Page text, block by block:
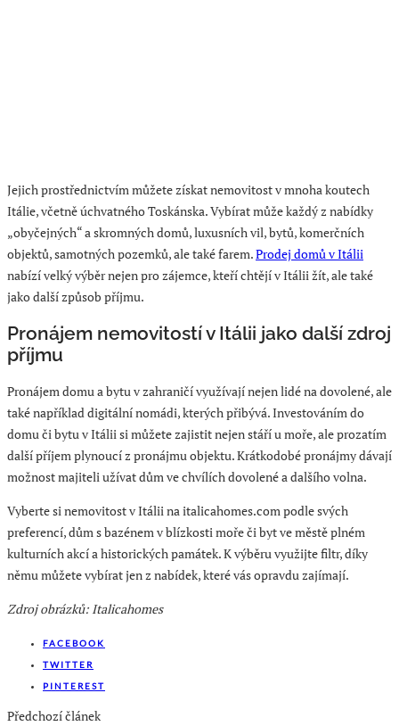
Jejich prostřednictvím můžete získat nemovitost v mnoha koutech
Itálie, včetně úchvatného Toskánska. Vybírat může každý z nabídky
„obyčejných“ a skromných domů, luxusních vil, bytů, komerčních
objektů, samotných pozemků, ale také farem.Prodej domů v Itálii
nabízí velký výběr nejen pro zájemce, kteří chtějí v Itálii žít, ale také
jako další způsob příjmu.
Pronájem nemovitostí v Itálii jako další zdroj
příjmu
Pronájem domu a bytu v zahraničí využívají nejen lidé na dovolené, ale
také například digitální nomádi, kterých přibývá. Investováním do
domu či bytu v Itálii si můžete zajistit nejen stáří u moře, ale prozatím
další příjem plynoucí z pronájmu objektu. Krátkodobé pronájmy dávají
možnost majiteli užívat dům ve chvílích dovolené a dalšího volna.
Vyberte si nemovitost v Itálii na italicahomes.com podle svých
preferencí, dům s bazénem v blízkosti moře či byt ve městě plném
kulturních akcí a historických památek. K výběru využijte filtr, díky
němu můžete vybírat jen z nabídek, které vás opravdu zajímají.
Zdroj obrázků: Italicahomes
FACEBOOK
TWITTER
PINTEREST
Předchozí článek